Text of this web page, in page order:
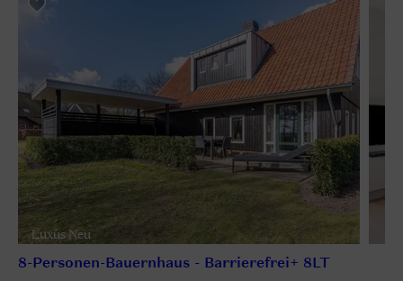
Luxus Neu
8-Personen-Bauernhaus - Barrierefrei+ 8LT